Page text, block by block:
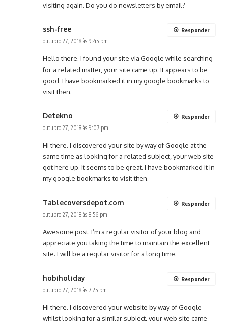
visiting again. Do you do newsletters by email?
ssh-free
outubro 27, 2018 às 9:45 pm
Hello there. I found your site via Google while searching
for a related matter, your site came up. It appears to be
good. I have bookmarked it in my google bookmarks to
visit then.
Responder
Detekno
outubro 27, 2018 às 9:07 pm
Hi there. I discovered your site by way of Google at the
same time as looking for a related subject, your web site
got here up. It seems to be great. I have bookmarked it in
my google bookmarks to visit then.
Responder
Tablecoversdepot.com
outubro 27, 2018 às 8:56 pm
Awesome post. I’m a regular visitor of your blog and
appreciate you taking the time to maintain the excellent
site. I will be a regular visitor for a long time.
Responder
hobiholiday
outubro 27, 2018 às 7:25 pm
Hi there. I discovered your website by way of Google
whilst looking for a similar subject, your web site came
Responder